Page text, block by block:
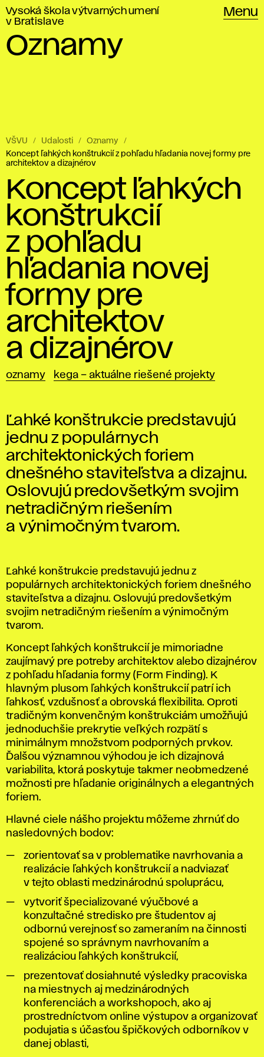
Vysoká škola výtvarných umení
v Bratislave
Menu
Oznamy
VŠVU Udalosti
Oznamy
Koncept ľahkých konštrukcií z pohľadu hľadania novej formy pre
architektov a dizajnérov
Koncept ľahkých
konštrukcií
z pohľadu
hľadania novej
formy pre
architektov
a dizajnérov
oznamy kega – aktuálne riešené projekty
Ľahké konštrukcie predstavujú
jednu z populárnych
architektonických foriem
dnešného staviteľstva a dizajnu.
Oslovujú predovšetkým svojim
netradičným riešením
a výnimočným tvarom.
Ľahké konštrukcie predstavujú jednu z
populárnych architektonických foriem dnešného
staviteľstva a dizajnu. Oslovujú predovšetkým
svojim netradičným riešením a výnimočným
tvarom.
Koncept ľahkých konštrukcií je mimoriadne
zaujímavý pre potreby architektov alebo dizajnérov
z pohľadu hľadania formy (Form Finding). K
hlavným plusom ľahkých konštrukcií patrí ich
ľahkosť, vzdušnosť a obrovská flexibilita. Oproti
tradičným konvenčným konštrukciám umožňujú
jednoduchšie prekrytie veľkých rozpätí s
minimálnym množstvom podporných prvkov.
Ďalšou významnou výhodou je ich dizajnová
variabilita, ktorá poskytuje takmer neobmedzené
možnosti pre hľadanie originálnych a elegantných
foriem.
Hlavné ciele nášho projektu môžeme zhrnúť do
nasledovných bodov:
zorientovať sa v problematike navrhovania a
realizácie ľahkých konštrukcií a nadviazať
v tejto oblasti medzinárodnú spoluprácu,
vytvoriť špecializované výučbové a
konzultačné stredisko pre študentov aj
odbornú verejnosť so zameraním na činnosti
spojené so správnym navrhovaním a
realizáciou ľahkých konštrukcií,
prezentovať dosiahnuté výsledky pracoviska
na miestnych aj medzinárodných
konferenciách a workshopoch, ako aj
prostredníctvom online výstupov a organizovať
podujatia s účasťou špičkových odborníkov v
danej oblasti,